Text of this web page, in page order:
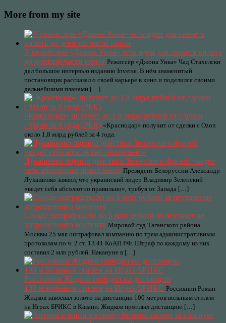
More from my site
У режиссёра «Джона Уика» есть идеи для сюжета вплоть
до девятой части серии Режиссёр «Джона Уика» Чад Стахелски
дал большое интервью изданию Inverse. В нём знаменитый
постановщик рассказал о своей карьере в кино и поделился своими
дальнейшими планами […]
«Краснодар» получит до 1,8 млрд рублей от сделки
с Ozon за 4 года (РБК) «Краснодар» получит от сделки с Ozon
около 1,8 млрд рублей за 4 года.
Лукашенко оценил действия Зеленского фразой «ведет
себя абсолютно правильно» Президент Белоруссии Александр
Лукашенко заявил, что украинский лидер Владимир Зеленский
«ведет себя абсолютно правильно», требуя от Запада […]
Google оштрафовали на 6 млн рублей за неудаление
запрещенного контента Мировой суд Таганского района
Москвы 25 мая оштрафовал компанию по трем административным
протоколам по ч. 2 ст. 13.41 КоАП РФ. Штраф по каждому из них
составил 2 млн рублей. Накануне в […]
Россиянин Жидков победил на дистанции
100 м вольным стилем на Играх БРИКС Россиянин Роман
Жидков завоевал золото на дистанции 100 метров вольным стилем
на Играх БРИКС в Казани. Жидков проплыл дистанцию […]